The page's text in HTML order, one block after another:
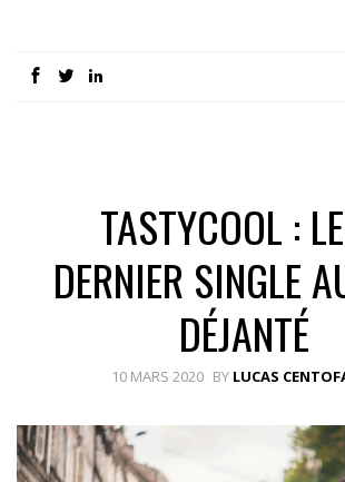
TASTYCOOL :
DERNIER SINGLE
DÉJANTÉ
10 MARS 2020 BY LUCAS